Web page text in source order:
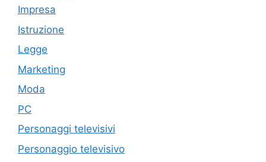
Impresa
Istruzione
Legge
Marketing
Moda
PC
Personaggi televisivi
Personaggio televisivo